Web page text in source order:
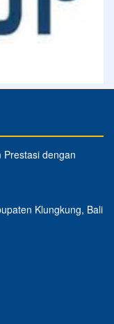
Prestasi dengan
Klungkung, Bali